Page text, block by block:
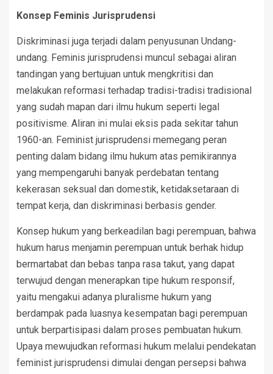
Konsep Feminis Jurisprudensi
Diskriminasi juga terjadi dalam penyusunan Undang-
undang. Feminis jurisprudensi muncul sebagai aliran
tandingan yang bertujuan untuk mengkritisi dan
melakukan reformasi terhadap tradisi-tradisi tradisional
yang sudah mapan dari ilmu hukum seperti legal
positivisme. Aliran ini mulai eksis pada sekitar tahun
1960-an. Feminist jurisprudensi memegang peran
penting dalam bidang ilmu hukum atas pemikirannya
yang mempengaruhi banyak perdebatan tentang
kekerasan seksual dan domestik, ketidaksetaraan di
tempat kerja, dan diskriminasi berbasis gender.
Konsep hukum yang berkeadilan bagi perempuan, bahwa
hukum harus menjamin perempuan untuk berhak hidup
bermartabat dan bebas tanpa rasa takut, yang dapat
terwujud dengan menerapkan tipe hukum responsif,
yaitu mengakui adanya pluralisme hukum yang
berdampak pada luasnya kesempatan bagi perempuan
untuk berpartisipasi dalam proses pembuatan hukum.
Upaya mewujudkan reformasi hukum melalui pendekatan
feminist jurisprudensi dimulai dengan persepsi bahwa